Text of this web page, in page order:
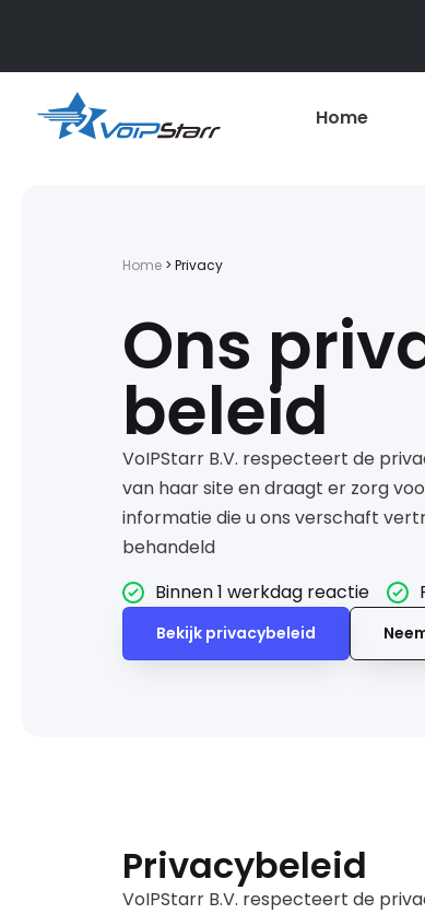
Home
Home > Privacy
Ons
beleid
VoIPStarr B.V. respecteert de
van haar site en draagt er zorg
informatie die u ons verschaft
behandeld
Binnen 1 werkdag reactie
Bekijk privacybeleid
Privacybeleid
VoIPStarr B.V. respecteert de